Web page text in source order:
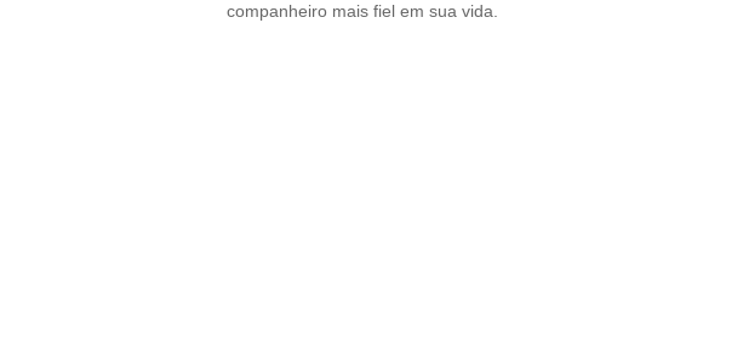
companheiro mais fiel em sua vida.